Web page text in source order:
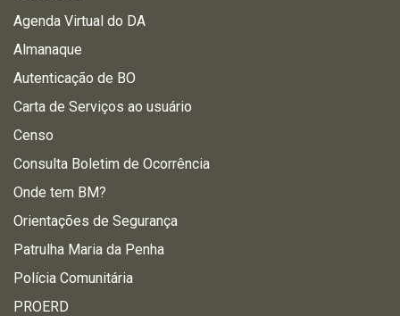
Agenda Virtual do DA
Almanaque
Autenticação de BO
Carta de Serviços ao usuário
Censo
Consulta Boletim de Ocorrência
Onde tem BM?
Orientações de Segurança
Patrulha Maria da Penha
Polícia Comunitária
PROERD